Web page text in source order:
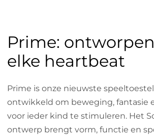
Prime:
elke heartbeat
Prime is onze nieuwste
ontwikkeld om beweging, fantasie
voor ieder kind te stimuleren. Het
ontwerp brengt vorm, functie en